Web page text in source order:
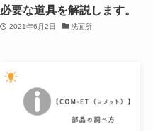
必要な道具を解説します。
2021年6月2日 洗面所